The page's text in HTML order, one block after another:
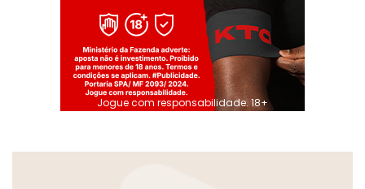
Jogue com responsabilidade. 18+